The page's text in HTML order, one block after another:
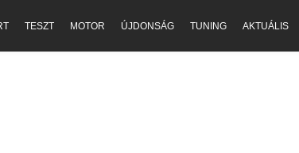
TESZT MOTOR ÚJDONSÁG TUNING AKTUÁLIS